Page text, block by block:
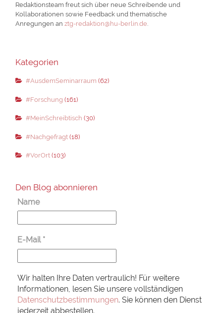
Redaktionsteam freut sich über neue Schreibende und
Kollaborationen sowie Feedback und thematische
Anregungen anztg-redaktion@hu-berlin.de.
Kategorien
#AusdemSeminarraum (62)
#Forschung (161)
#MeinSchreibtisch (30)
#Nachgefragt(18)
#VorOrt(103)
Den Blog abonnieren
Name
E-Mail *
Wir halten Ihre Daten vertraulich! Für weitere
Informationen, lesen Sie unsere vollständigen
Datenschutzbestimmungen. Sie können den Dienst
jederzeit abbestellen.